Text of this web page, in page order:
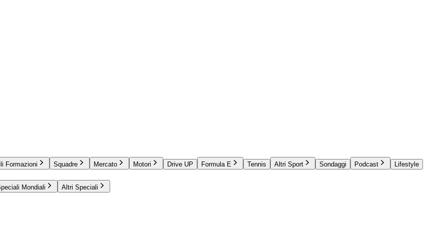
Formazioni Squadre Mercato Motori Drive UP Formula E Tennis Altri Sport Sondaggi Podcast
Lifestyle
Mondiali Altri Speciali